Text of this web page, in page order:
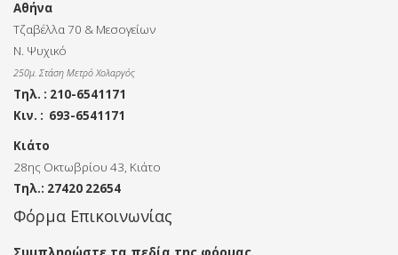
Αθήνα
Τζαβέλλα 70 & Μεσογείων
Ν. Ψυχικό
250μ. Στάση Μετρό Χολαργός
Τηλ. : 210-6541171
Κιν. : 693-6541171
Κιάτο
28ης Οκτωβρίου 43, Κιάτο
Τηλ.: 27420 22654
Φόρμα Επικοινωνίας